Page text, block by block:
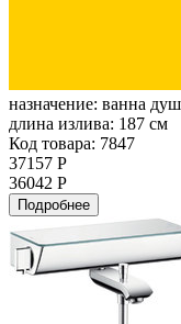
назначение: ванна
длина излива: 187 см
Код товара: 7847
37157 Р
36042 Р
Подробнее